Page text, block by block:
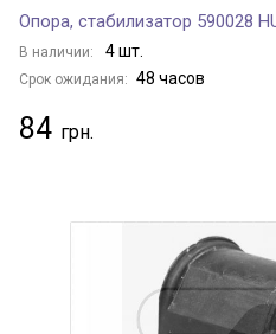
Опора, стабилизатор 590028
В наличии: 4 шт.
Срок ожидания: 48 часов
84